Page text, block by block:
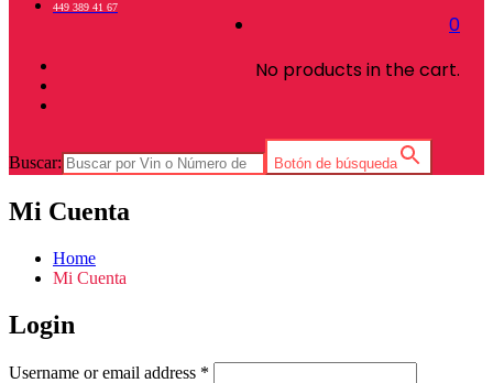
0
No products in the cart.
449 389 41 67
Buscar: Botón de búsqueda
Mi Cuenta
Home
Mi Cuenta
Login
Username or email address *